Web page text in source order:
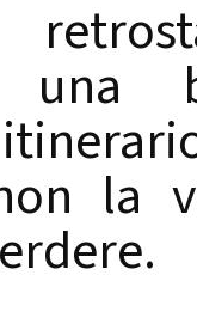
una
la